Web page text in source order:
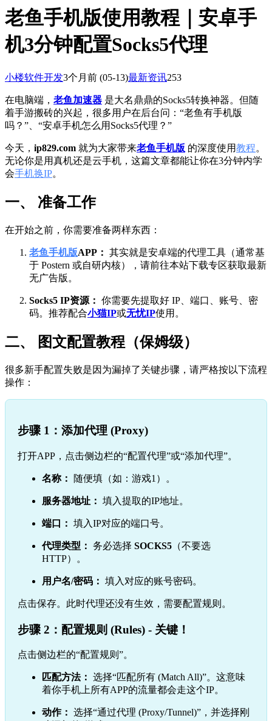
老鱼手机版使用教程｜安卓手
机3分钟配置Socks5代理
小楼软件开发3个月前 (05-13)最新资讯253
在电脑端， 老鱼加速器 是大名鼎鼎的Socks5转换神器。但随
着手游搬砖的兴起，很多用户在后台问：“老鱼有手机版
吗？”、“安卓手机怎么用Socks5代理？”
今天， ip829.com 就为大家带来老鱼手机版 的深度使用教程。
无论你是用真机还是云手机，这篇文章都能让你在3分钟内学
会手机换IP。
一、 准备工作
在开始之前，你需要准备两样东西：
老鱼手机版APP： 其实就是安卓端的代理工具（通常基
于 Postern 或自研内核），请前往本站下载专区获取最新
无广告版。
Socks5 IP资源： 你需要先提取好 IP、端口、账号、密
码。推荐配合小猫IP或无忧IP使用。
二、 图文配置教程（保姆级）
很多新手配置失败是因为漏掉了关键步骤，请严格按以下流程
操作：
步骤 1：添加代理 (Proxy)
打开APP，点击侧边栏的“配置代理”或“添加代理”。
名称： 随便填（如：游戏1）。
服务器地址： 填入提取的IP地址。
端口： 填入IP对应的端口号。
代理类型： 务必选择 SOCKS5 （不要选
HTTP）。
用户名/密码： 填入对应的账号密码。
点击保存。此时代理还没有生效，需要配置规则。
步骤 2：配置规则 (Rules) - 关键！
点击侧边栏的“配置规则”。
匹配方法： 选择“匹配所有 (Match All)”。这意味
着你手机上所有APP的流量都会走这个IP。
动作： 选择“通过代理 (Proxy/Tunnel)”，并选择刚